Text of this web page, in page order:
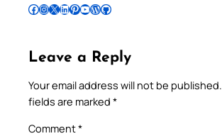
Follow Pradeep on Facebook Follow Pradeep on InstagramFollow Pradeep on X Follow Pradeep on LinkedIn Follow Pradeep on Pinterest Subscribe to Pradeep’s Youtube Channel Follow Pradeep on WordPress Follow Pradeep on GitHub
Leave a Reply
Your email address will not be published.
fields are marked *
Comment*